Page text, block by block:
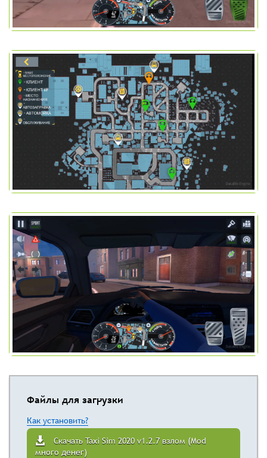
Файлы для загрузки
Как установить?
Скачать Taxi Sim 2020 v1.2.7 взлом (Mod
много денег)